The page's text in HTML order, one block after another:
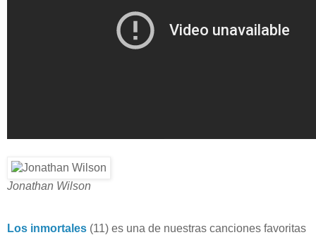
Jonathan Wilson
Los inmortales (11) es una de nuestras canciones favoritas